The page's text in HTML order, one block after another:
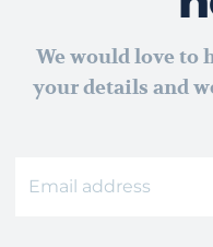
We would love to
your details and